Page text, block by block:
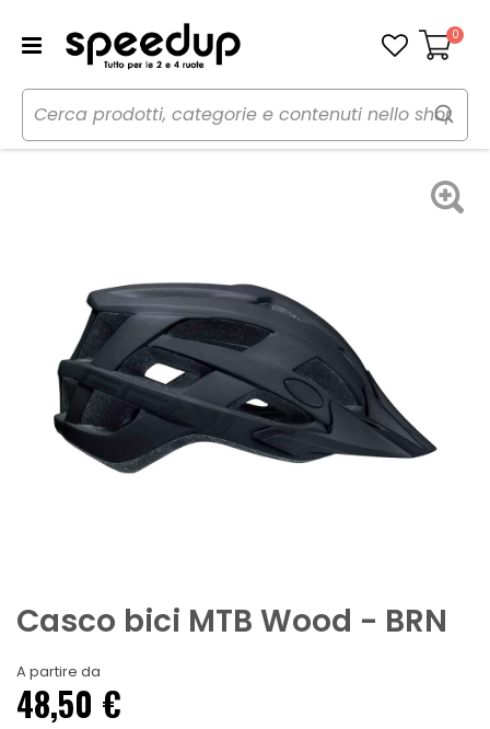
Carrello
0
Home Bici Caschi bici
Casco
Casco bici MTB Wood
Casco bici MTB Wood - BRN
A partire da
48,50 €